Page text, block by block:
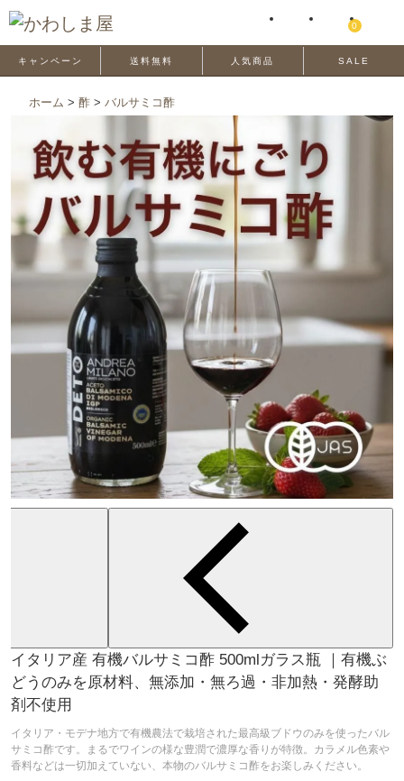
0
キャンペーン 送料無料 人気商品 SALE
ホーム > 酢 > バルサミコ酢
イタリア産 有機バルサミコ酢 500mlガラス瓶 ｜有機ぶ
どうのみを原材料、無添加・無ろ過・非加熱・発酵助
剤不使用
イタリア・モデナ地方で有機農法で栽培された最高級ブドウのみを使ったバル
サミコ酢です。まるでワインの様な豊潤で濃厚な香りが特徴。カラメル色素や
香料などは一切加えていない、本物のバルサミコ酢をお楽しみください。